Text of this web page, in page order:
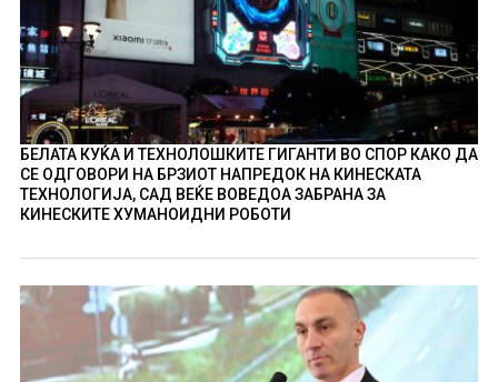
БЕЛАТА КУЌА И ТЕХНОЛОШКИТЕ ГИГАНТИ ВО СПОР КАКО ДА
СЕ ОДГОВОРИ НА БРЗИОТ НАПРЕДОК НА КИНЕСКАТА
ТЕХНОЛОГИЈА, САД ВЕЌЕ ВОВЕДОА ЗАБРАНА ЗА
КИНЕСКИТЕ ХУМАНОИДНИ РОБОТИ